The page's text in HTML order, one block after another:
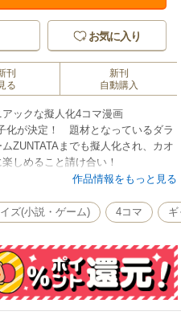
お気に入り
刊
る
新刊
自動購入
ックな擬人化4コマ漫画
化が決定！ 題材となっているダラ
ZUNTATAまでも擬人化され、カオ
しめること請け合い！
作品情報をもっと見る
ズ(小説・ゲーム) 4コマ